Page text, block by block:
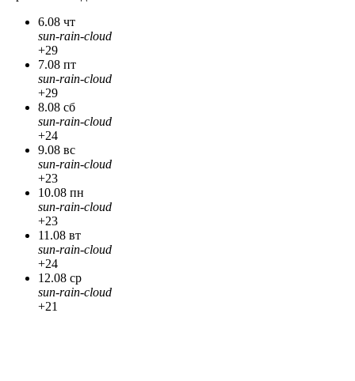
6.08 чт
sun-rain-cloud
+29
7.08 пт
sun-rain-cloud
+29
8.08 сб
sun-rain-cloud
+24
9.08 вс
sun-rain-cloud
+23
10.08 пн
sun-rain-cloud
+23
11.08 вт
sun-rain-cloud
+24
12.08 ср
sun-rain-cloud
+21